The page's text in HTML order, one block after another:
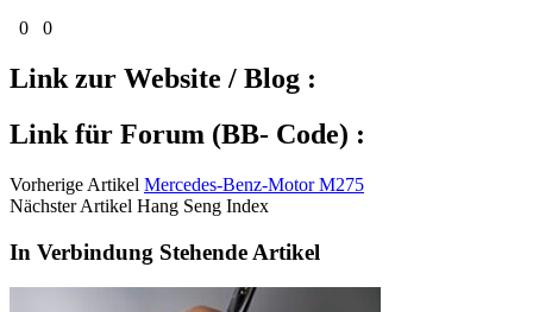
0
0
Link zur Website / Blog :
Link für Forum (BB- Code) :
Vorherige Artikel Mercedes-Benz-Motor M275
Nächster Artikel Hang Seng Index
In Verbindung Stehende Artikel